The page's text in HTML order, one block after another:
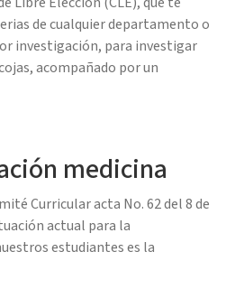
de cualquier departamento o
investigación, para investigar
acompañado por un
medicina
Curricular acta No. 62 del 8 de
actual para la
estudiantes es la